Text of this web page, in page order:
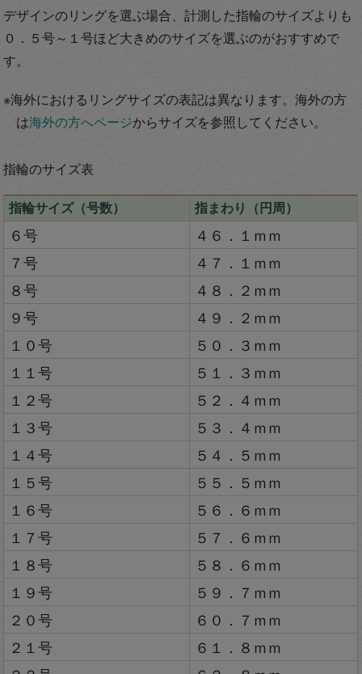
デザインのリングを選ぶ場合、計測した指輪のサイズよりも
０．５号～１号ほど大きめのサイズを選ぶのがおすすめで
す。
※海外におけるリングサイズの表記は異なります。海外の方
は海外の方へページからサイズを参照してください。
指輪のサイズ表
指輪サイズ（号数） 指まわり（円周）
６号
４６．１ｍｍ
７号
４７．１ｍｍ
８号
４８．２ｍｍ
９号
４９．２ｍｍ
１０号
５０．３ｍｍ
１１号
５１．３ｍｍ
１２号
５２．４ｍｍ
１３号
５３．４ｍｍ
１４号
５４．５ｍｍ
１５号
５５．５ｍｍ
１６号
５６．６ｍｍ
１７号
５７．６ｍｍ
１８号
５８．６ｍｍ
１９号
５９．７ｍｍ
２０号
６０．７ｍｍ
２１号
６１．８ｍｍ